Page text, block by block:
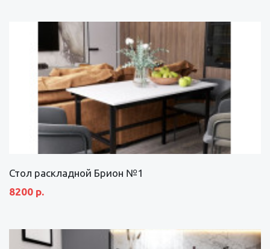
Стол раскладной Брион №1
8200 р.